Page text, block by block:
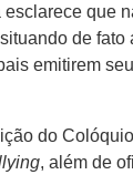
que
de fato
emitirem
do
, além de